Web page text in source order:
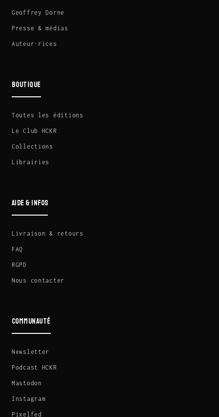
Geoffrey Dorne
Presse & médias
Auteur·rices
BOUTIQUE
Toutes les éditions
Le Club HCKR
Collections
Librairies
AIDE & INFOS
Livraison & retours
FAQ
RGPD
Nous contacter
COMMUNAUTÉ
Newsletter
Podcast HCKR
Mastodon
Instagram
Pixelfed